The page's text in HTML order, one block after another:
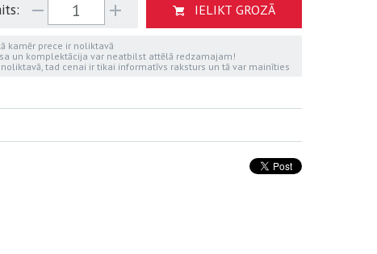
IELIKT GROZĀ
kamēr prece ir noliktavā
un komplektācija var neatbilst attēlā redzamajam!
noliktavā, tad cenai ir tikai informatīvs raksturs un tā var mainīties